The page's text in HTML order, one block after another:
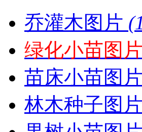
乔灌木图片
绿化小苗图片
苗床小苗图片
林木种子图片